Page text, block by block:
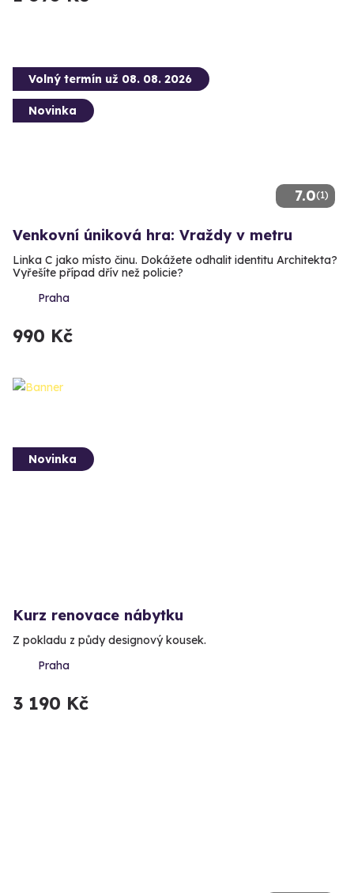
7.0(1)
Volný termín už 08. 08. 2026
Novinka
Venkovní úniková hra: Vraždy v metru
Linka C jako místo činu. Dokážete odhalit identitu Architekta?
Vyřešíte případ dřív než policie?
Praha
990 Kč
Novinka
Kurz renovace nábytku
Z pokladu z půdy designový kousek.
Praha
3 190 Kč